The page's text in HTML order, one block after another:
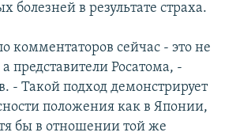
болезней в результате страха.
комментаторов сейчас - это не
представители Росатома, -
- Такой подход демонстрирует
положения как в Японии,
бы в отношении той же